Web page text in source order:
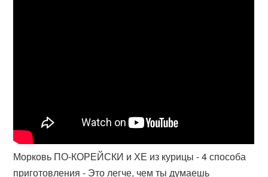
Морковь ПО-КОРЕЙСКИ и ХЕ из курицы - 4 способа
приготовления - Это легче, чем ты думаешь